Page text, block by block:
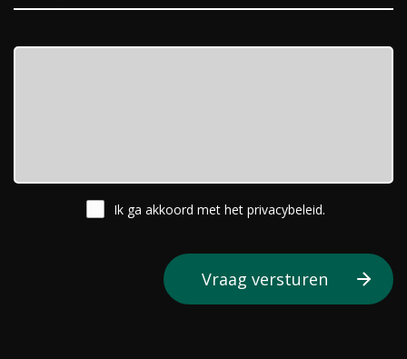
Ik ga akkoord met het privacybeleid.